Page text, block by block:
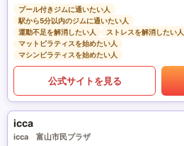
プール付きジムに通いたい人
駅から5分以内のジムに通いたい人
運動不足を解消したい人
ストレスを解消したい人
マットピラティスを始めたい人
マシンピラティスを始めたい人
公式サイトを見る
icca
icca 富山市民プラザ